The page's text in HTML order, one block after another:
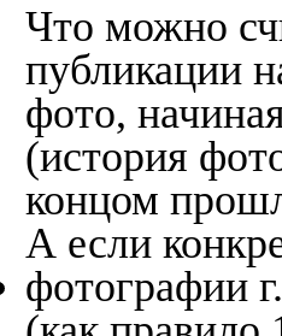
Что можно
публикации
фото,
(история
концом
А если
фотографии